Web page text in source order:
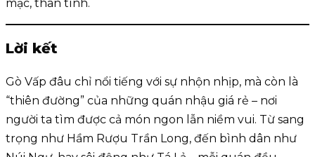
mạc, thân tình.
Lời kết
Gò Vấp đâu chỉ nổi tiếng với sự nhộn nhịp, mà còn là
“thiên đường” của những quán nhậu giá rẻ – nơi
người ta tìm được cả món ngon lẫn niềm vui. Từ sang
trọng như Hầm Rượu Trần Long, đến bình dân như